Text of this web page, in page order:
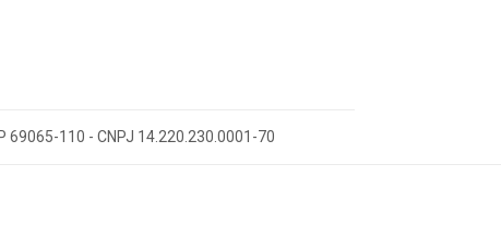
69065-110 - CNPJ 14.220.230.0001-70